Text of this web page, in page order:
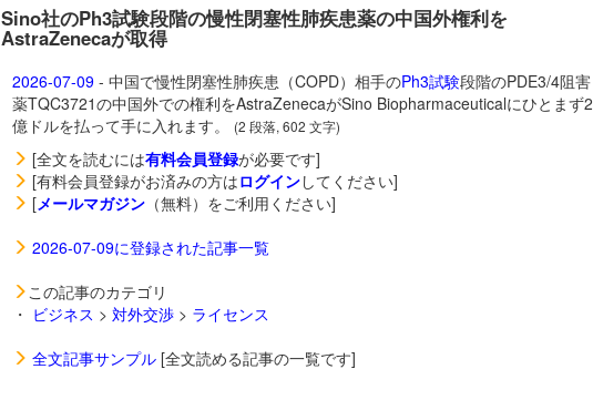
Sino社のPh3試験段階の慢性閉塞性肺疾患薬の中国外権利を
AstraZenecaが取得
2026-07-09- 中国で慢性閉塞性肺疾患（COPD）相手のPh3試験段階のPDE3/4阻害
薬TQC3721の中国外での権利をAstraZenecaがSino Biopharmaceuticalにひとまず2
億ドルを払って手に入れます。
(2 段落, 602 文字)
[全文を読むには有料会員登録が必要です]
[有料会員登録がお済みの方はログインしてください]
[メールマガジン（無料）をご利用ください]
2026-07-09に登録された記事一覧
この記事のカテゴリ
・ ビジネス > 対外交渉> ライセンス
全文記事サンプル[全文読める記事の一覧です]